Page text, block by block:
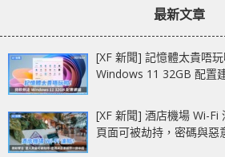
最新文章
[XF 新聞] 記憶體太貴唔
Windows 11 32GB 配置
[XF 新聞] 酒店機場 Wi-
頁面可被劫持，密碼與惡